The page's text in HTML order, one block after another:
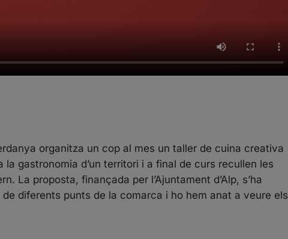
organitza un cop al mes un taller de cuina creativa
la gastronomia d’un territori i a final de curs recullen les
La proposta, finançada per l’Ajuntament d’Alp, s’ha
diferents punts de la comarca i ho hem anat a veure els